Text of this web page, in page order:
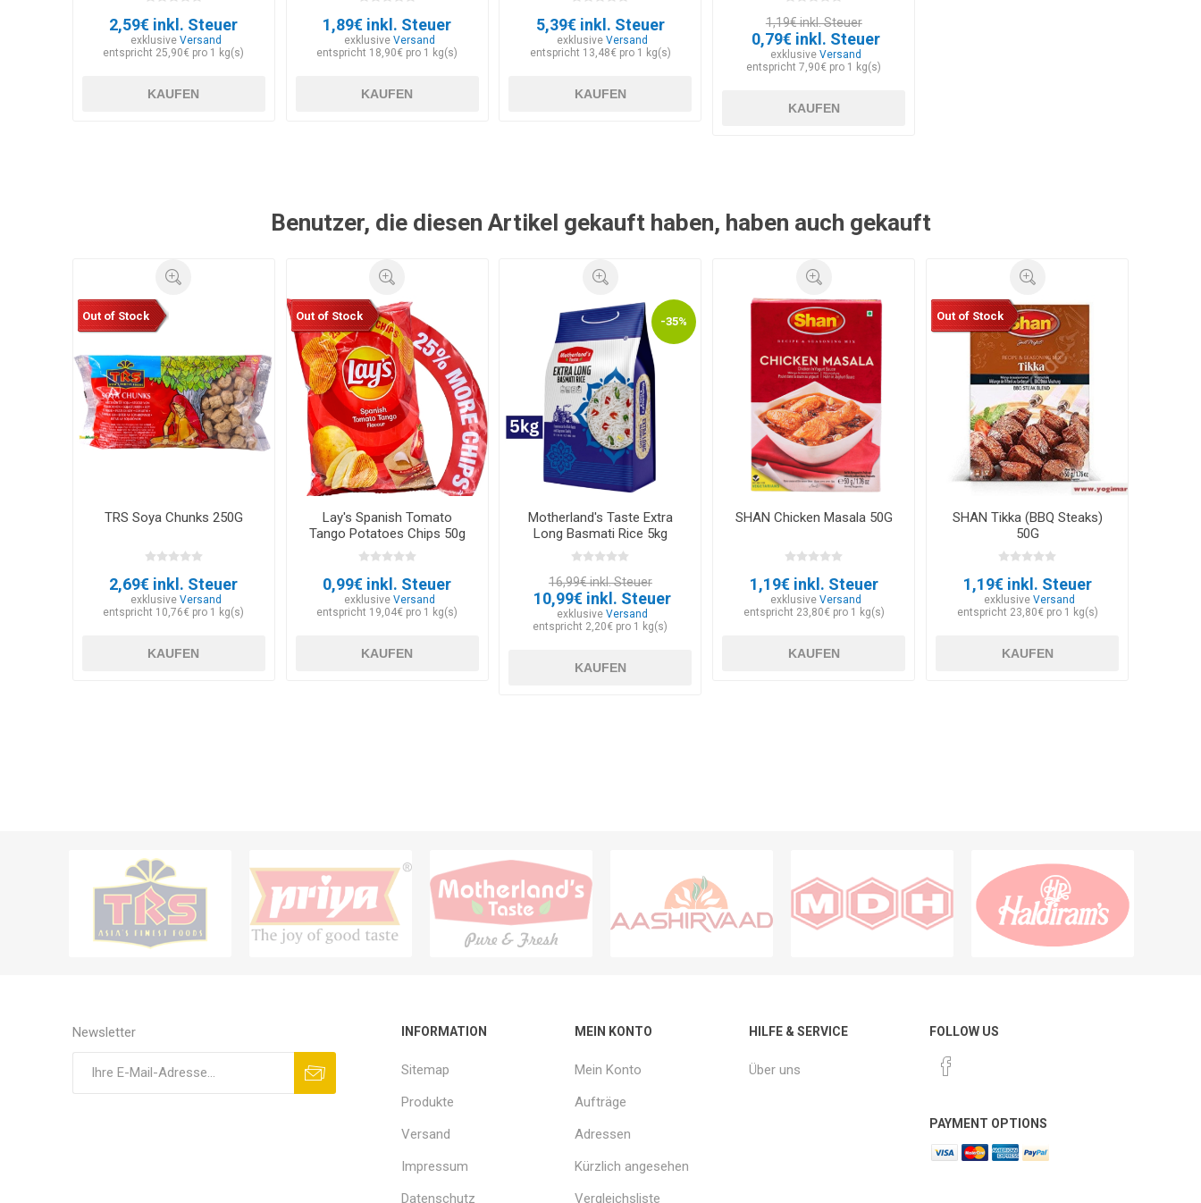
2,59€ inkl. Steuer
exklusive Versand
entspricht 25,90€ pro 1 kg(s)
KAUFEN
1,89€ inkl. Steuer
exklusive Versand
entspricht 18,90€ pro 1 kg(s)
KAUFEN
5,39€ inkl. Steuer
exklusiveVersand
entspricht 13,48€ pro 1 kg(s)
KAUFEN
1,19€ inkl. Steuer
0,79€ inkl. Steuer
exklusiveVersand
entspricht 7,90€ pro 1 kg(s)
KAUFEN
Benutzer, die diesen Artikel gekauft haben, haben auch gekauft
Out of Stock
TRS Soya Chunks 250G
2,69€ inkl. Steuer
exklusive Versand
entspricht 10,76€ pro 1 kg(s)
KAUFEN
Out of Stock
Lay's Spanish Tomato
Tango Potatoes Chips 50g
0,99€ inkl. Steuer
exklusive Versand
entspricht 19,04€ pro 1 kg(s)
KAUFEN
-35%
Motherland's Taste Extra
Long Basmati Rice 5kg
16,99€ inkl. Steuer
10,99€ inkl. Steuer
exklusiveVersand
entspricht 2,20€ pro 1 kg(s)
KAUFEN
SHAN Chicken Masala 50G
1,19€ inkl. Steuer
exklusiveVersand
entspricht 23,80€ pro 1 kg(s)
KAUFEN
Out of Stock
SHAN Tikka (BBQ Steaks)
50G
1,19€ inkl. Steuer
exklusiveVersand
entspricht 23,80€ pro 1 kg(s)
KAUFEN
Newsletter INFORMATION
Sitemap
Produkte
Versand
Impressum
Datenschutz
MEIN KONTO
Mein Konto
Aufträge
Adressen
Kürzlich angesehen
Vergleichsliste
HILFE & SERVICE
Über uns
FOLLOW US
PAYMENT OPTIONS